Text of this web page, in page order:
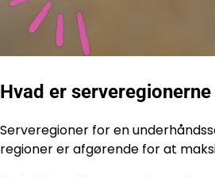
Hvad er
Serveregioner for en
regioner er afgørende for at